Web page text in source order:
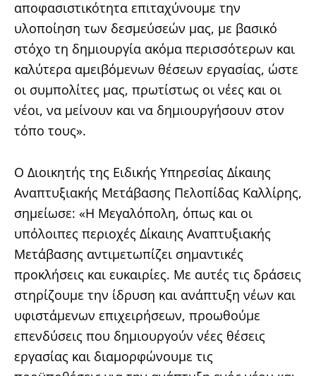
αποφασιστικότητα επιταχύνουμε την
υλοποίηση των δεσμεύσεών μας, με βασικό
στόχο τη δημιουργία ακόμα περισσότερων και
καλύτερα αμειβόμενων θέσεων εργασίας, ώστε
οι συμπολίτες μας, πρωτίστως οι νέες και οι
νέοι, να μείνουν και να δημιουργήσουν στον
τόπο τους».
Ο Διοικητής της Ειδικής Υπηρεσίας Δίκαιης
Αναπτυξιακής Μετάβασης Πελοπίδας Καλλίρης,
σημείωσε: «Η Μεγαλόπολη, όπως και οι
υπόλοιπες περιοχές Δίκαιης Αναπτυξιακής
Μετάβασης αντιμετωπίζει σημαντικές
προκλήσεις και ευκαιρίες. Με αυτές τις δράσεις
στηρίζουμε την ίδρυση και ανάπτυξη νέων και
υφιστάμενων επιχειρήσεων, προωθούμε
επενδύσεις που δημιουργούν νέες θέσεις
εργασίας και διαμορφώνουμε τις